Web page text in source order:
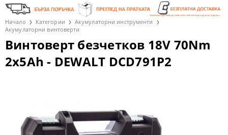
Начало Категории
Акумулаторни инструменти
Акумулаторни винтоверти
Винтоверт безчетков 18V 70Nm
2x5Ah - DEWALT DCD791P2